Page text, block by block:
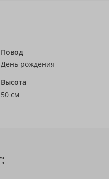
Повод
День рождения
Высота
50 см